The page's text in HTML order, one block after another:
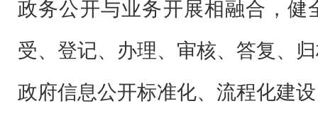
政务公开与业务开展相融合，健
受、登记、办理、审核、答复、
政府信息公开标准化、流程化建